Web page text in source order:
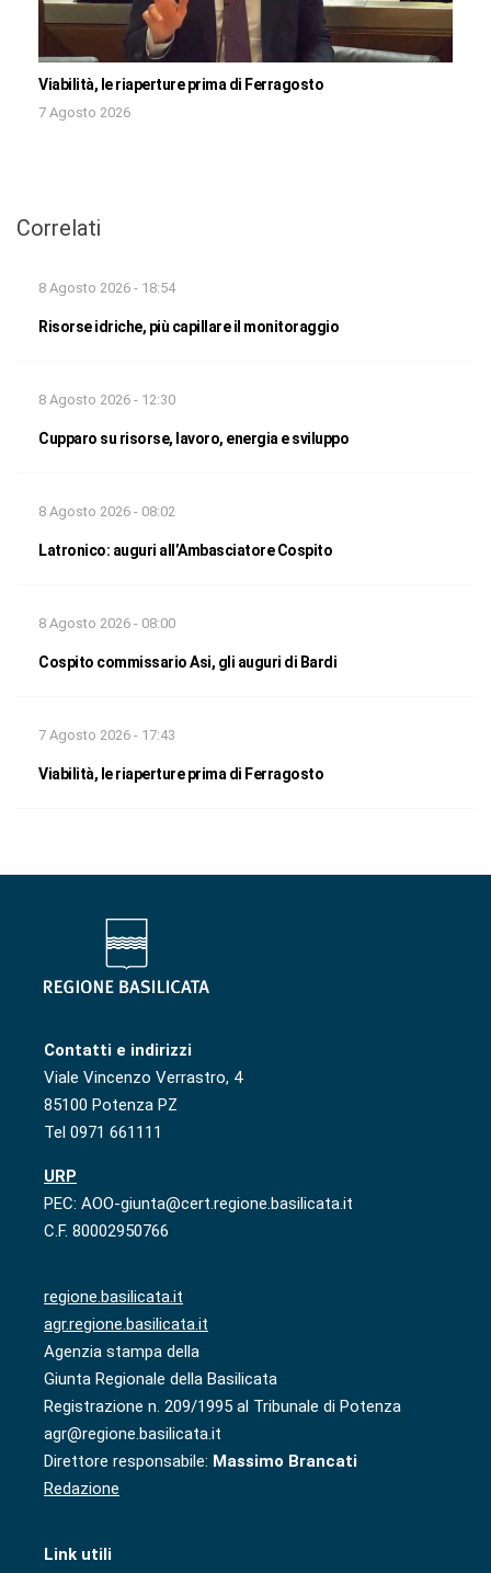
Viabilità, le riaperture prima di Ferragosto
7 Agosto 2026
Correlati
8 Agosto 2026 - 18:54
Risorse idriche, più capillare il monitoraggio
8 Agosto 2026 - 12:30
Cupparo su risorse, lavoro, energia e sviluppo
8 Agosto 2026 - 08:02
Latronico: auguri all’Ambasciatore Cospito
8 Agosto 2026 - 08:00
Cospito commissario Asi, gli auguri di Bardi
7 Agosto 2026 - 17:43
Viabilità, le riaperture prima di Ferragosto
Contatti e indirizzi
Viale Vincenzo Verrastro, 4
85100 Potenza PZ
Tel 0971 661111
URP
PEC: AOO-giunta@cert.regione.basilicata.it
C.F. 80002950766
regione.basilicata.it
agr.regione.basilicata.it
Agenzia stampa della
Giunta Regionale della Basilicata
Registrazione n. 209/1995 al Tribunale di Potenza
agr@regione.basilicata.it
Direttore responsabile: Massimo Brancati
Redazione
Link utili